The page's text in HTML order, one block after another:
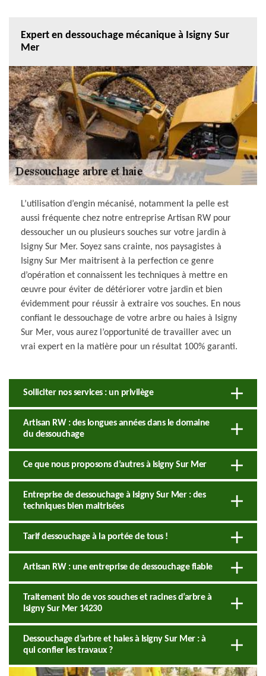
Expert en dessouchage mécanique à Isigny Sur
Mer
L’utilisation d’engin mécanisé, notamment la pelle est
aussi fréquente chez notre entreprise Artisan RW pour
dessoucher un ou plusieurs souches sur votre jardin à
Isigny Sur Mer. Soyez sans crainte, nos paysagistes à
Isigny Sur Mer maitrisent à la perfection ce genre
d’opération et connaissent les techniques à mettre en
œuvre pour éviter de détériorer votre jardin et bien
évidemment pour réussir à extraire vos souches. En nous
confiant le dessouchage de votre arbre ou haies à Isigny
Sur Mer, vous aurez l’opportunité de travailler avec un
vrai expert en la matière pour un résultat 100% garanti.
Solliciter nos services : un privilège
Artisan RW : des longues années dans le domaine
du dessouchage
Ce que nous proposons d’autres à Isigny Sur Mer
Entreprise de dessouchage à Isigny Sur Mer : des
techniques bien maitrisées
Tarif dessouchage à la portée de tous !
Artisan RW : une entreprise de dessouchage fiable
Traitement bio de vos souches et racines d’arbre à
Isigny Sur Mer 14230
Dessouchage d’arbre et haies à Isigny Sur Mer : à
qui confier les travaux ?